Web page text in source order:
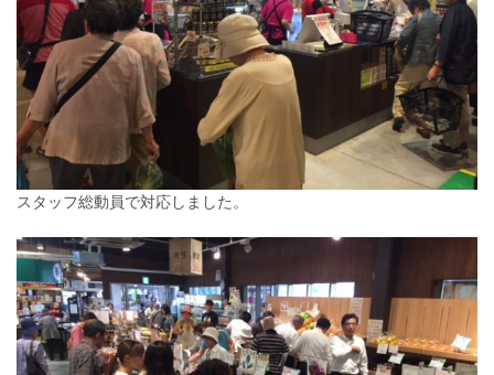
スタッフ総動員で対応しました。